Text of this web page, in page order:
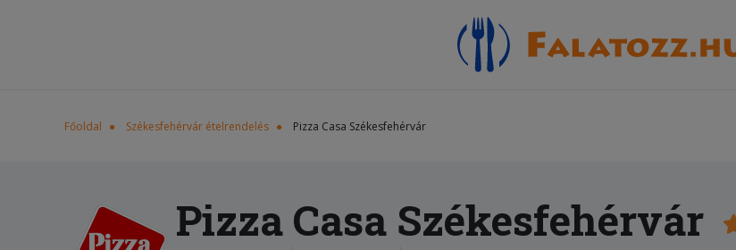
Főoldal Székesfehérvár ételrendelés Pizza Casa Székesfehérvár
Pizza Casa Székesfehérvár